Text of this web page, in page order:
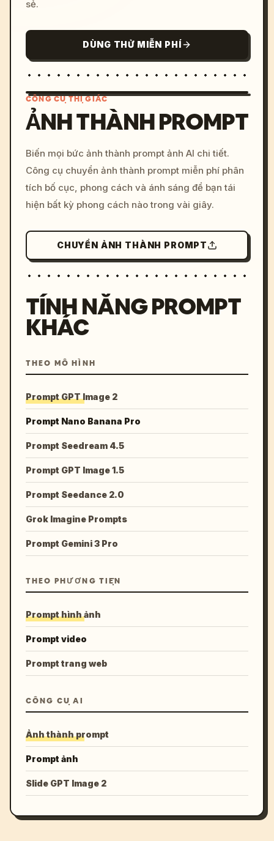
sẻ.
DÙNG THỬ MIỄN PHÍ
c, cyberpunk sunset, neon
colors, 8k --v 6.0
CÔNG CỤ THỊ GIÁC
ẢNH THÀNH PROMPT
Biến mọi bức ảnh thành prompt ảnh AI chi tiết.
Công cụ chuyển ảnh thành prompt miễn phí phân
tích bố cục, phong cách và ánh sáng để bạn tái
hiện bất kỳ phong cách nào trong vài giây.
CHUYỂN ẢNH THÀNH PROMPT
TÍNH NĂNG PROMPT
KHÁC
THEO MÔ HÌNH
Prompt GPT Image 2
Prompt Nano Banana Pro
Prompt Seedream 4.5
Prompt GPT Image 1.5
Prompt Seedance 2.0
Grok Imagine Prompts
Prompt Gemini 3 Pro
THEO PHƯƠNG TIỆN
Prompt hình ảnh
Prompt video
Prompt trang web
CÔNG CỤ AI
Ảnh thành prompt
Prompt ảnh
Slide GPT Image 2